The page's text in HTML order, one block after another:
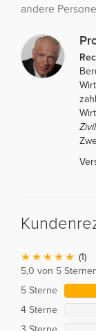
andere
(1)
5,0 von 5
5 Sterne
4 Sterne